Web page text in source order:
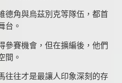
德角與烏茲別克等隊伍，都首
台。
參賽機會，但在擴編後，他們
間。
往往才是最讓人印象深刻的存